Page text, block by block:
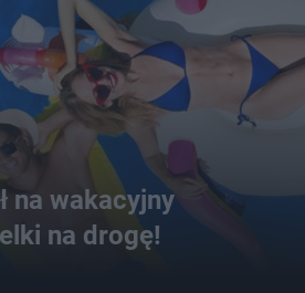
na wakacyjny
na drogę!